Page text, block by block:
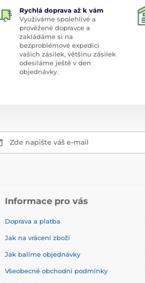
Rychlá doprava až k vám
Využíváme spolehlivé a
prověžené dopravce a
zakládáme si na
bezproblémové expedici
vašich zásilek, většinu zásilek
odesíláme ještě v den
objednávky.
Zde napište váš e-mail
Informace pro vás
Doprava a platba
Jak na vrácení zboží
Jak balíme objednávky
Všeobecné obchodní podmínky